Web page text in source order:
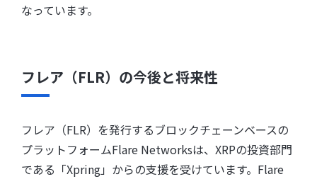
なっています。
フレア（FLR）の今後と将来性
フレア（FLR）を発行するブロックチェーンベースの
プラットフォームFlare Networksは、XRPの投資部門
である「Xpring」からの支援を受けています。Flare